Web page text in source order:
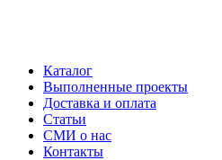
Каталог
Выполненные проекты
Доставка и оплата
Статьи
СМИ о нас
Контакты